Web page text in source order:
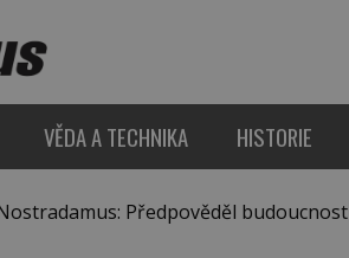
VĚDA A TECHNIKA HISTORIE
Předpověděl budoucnost